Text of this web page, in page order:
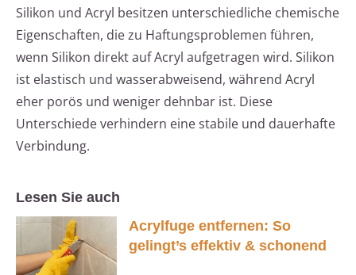
Silikon und Acryl besitzen unterschiedliche chemische
Eigenschaften, die zu Haftungsproblemen führen,
wenn Silikon direkt auf Acryl aufgetragen wird. Silikon
ist elastisch und wasserabweisend, während Acryl
eher porös und weniger dehnbar ist. Diese
Unterschiede verhindern eine stabile und dauerhafte
Verbindung.
Lesen Sie auch
Acrylfuge entfernen: So
gelingt’s effektiv & schonend